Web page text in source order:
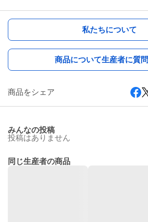
私たちについて
商品について生産者に質
商品をシェア
みんなの投稿
投稿はありません
同じ生産者の商品